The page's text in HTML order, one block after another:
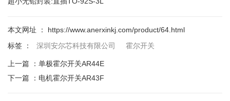
本文网址 ： https://www.anerxinkj.com/product/64.html
标签 ：
深圳安尔芯科技有限公司 霍尔开关
上一篇 ： 单极霍尔开关AR44E
下一篇 ： 电机霍尔开关AR43F